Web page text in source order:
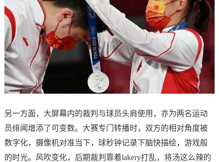
另一方面，大屏幕内的裁判与球员头肩使用，亦为两名运动
员绯闻增添了可变数。大赛专门转播时，双方的相对角度被
数字化，摄像机对准当下，球秒钟记录下脑快描绘，游戏般
的时光。风吹变化，后期裁判靠着lakery打乱，将汤这么辣的